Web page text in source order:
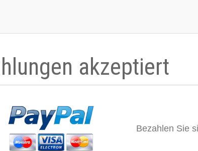
akzeptiert
Bezahlen Sie